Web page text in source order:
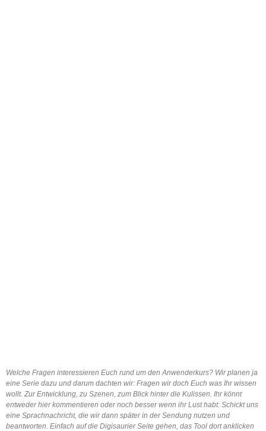
Welche Fragen interessieren Euch rund um den Anwenderkurs? Wir planen ja
eine Serie dazu und darum dachten wir: Fragen wir doch Euch was Ihr wissen
wollt. Zur Entwicklung, zu Szenen, zum Blick hinter die Kulissen. Ihr könnt
entweder hier kommentieren oder noch besser wenn ihr Lust habt: Schickt uns
eine Sprachnachricht, die wir dann später in der Sendung nutzen und
beantworten. Einfach auf die Digisaurier Seite gehen, das Tool dort anklicken